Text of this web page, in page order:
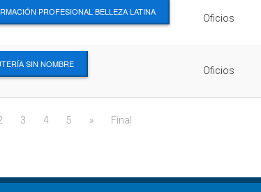
PROFESIONAL BELLEZA LATINA
Oficios
SIN NOMBRE
Oficios
3 4 5 » Final